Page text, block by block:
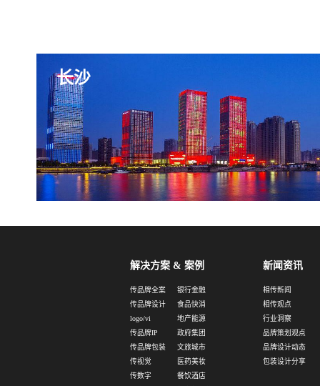
长沙
解决方案 & 案例
传品牌全案
传品牌设计
logo/vi
传品牌IP
传品牌包装
传视觉
传数字
银行金融
食品快消
地产能源
政府集团
文旅城市
医药美妆
餐饮酒店
新闻资讯
相传新闻
相传观点
行业洞察
品牌策划观点
品牌设计动态
包装设计分享